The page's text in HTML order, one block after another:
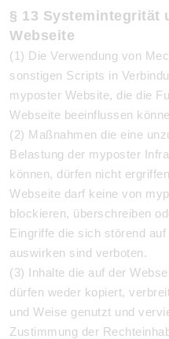
§ 13 Systemintegrität
Webseite
(1) Die Verwendung von
sonstigen Scripts in
myposter Website, die die
Webseite beeinflussen
(2) Maßnahmen die eine
Belastung der myposter
können, dürfen nicht
Webseite darf keine von
blockieren, überschreiben
Eingriffe die sich störend
auswirken sind verboten.
(3) Inhalte die auf der
dürfen weder kopiert,
und Weise genutzt und
Zustimmung der